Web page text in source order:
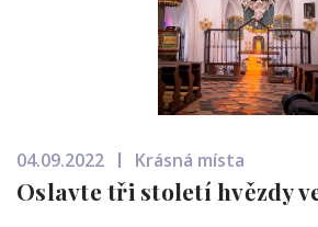
04.09.2022 Krásná místa
Oslavte tři století hvězdy